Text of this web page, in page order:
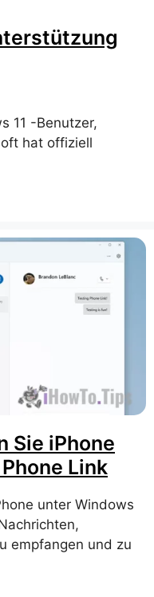
11 -Benutzer,
hat offiziell
Sie iPhone
Link
unter Windows
empfangen und zu